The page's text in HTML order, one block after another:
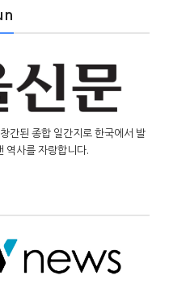
간된 종합 일간지로 한국에서 발
역사를 자랑합니다.